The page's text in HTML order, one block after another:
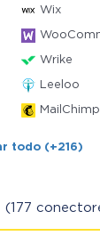
Wix
Wrike
Leeloo
MailChimp
todo (+216)
(177